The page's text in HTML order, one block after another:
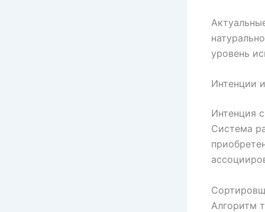
уровень
Интенции
Интенция
Система
Алгоритм